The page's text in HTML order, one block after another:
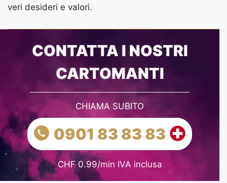
veri desideri e valori.
CONTATTA I NOSTRI
CARTOMANTI
CHIAMA SUBITO
0901 83 83 83
CHF 0.99/min IVA inclusa